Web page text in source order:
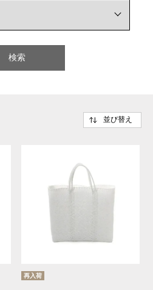
検索
並び替え
再入荷